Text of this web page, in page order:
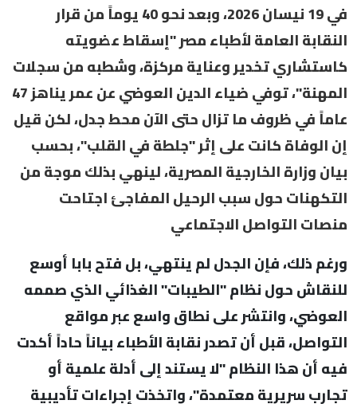
في 19 نيسان 2026، وبعد نحو 40 يوماً من قرار
النقابة العامة لأطباء مصر "إسقاط عضويته
كاستشاري تخدير وعناية مركزة، وشطبه من سجلات
المهنة"، توفي ضياء الدين العوضي عن عمر يناهز 47
عاماً في ظروف ما تزال حتى الآن محط جدل، لكن قيل
إن الوفاة كانت على إثر "جلطة في القلب"، بحسب
بيان وزارة الخارجية المصرية، لينهي بذلك موجة من
التكهنات حول سبب الرحيل المفاجئ اجتاحت
منصات التواصل الاجتماعي
ورغم ذلك، فإن الجدل لم ينتهي، بل فتح بابا أوسع
للنقاش حول نظام "الطيبات" الغذائي الذي صممه
العوضي، وانتشر على نطاق واسع عبر مواقع
التواصل، قبل أن تصدر نقابة الأطباء بياناً حاداً أكدت
فيه أن هذا النظام "لا يستند إلى أدلة علمية أو
تجارب سريرية معتمدة"، واتخذت إجراءات تأديبية